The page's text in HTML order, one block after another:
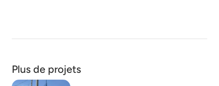
Plus de projets